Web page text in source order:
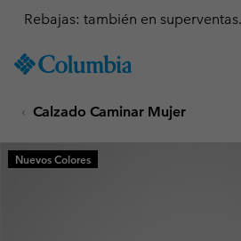
TO
SKIP
MAIN
NAV
Rebajas: también en
Calzado Caminar Mujer
Nuevos Colores